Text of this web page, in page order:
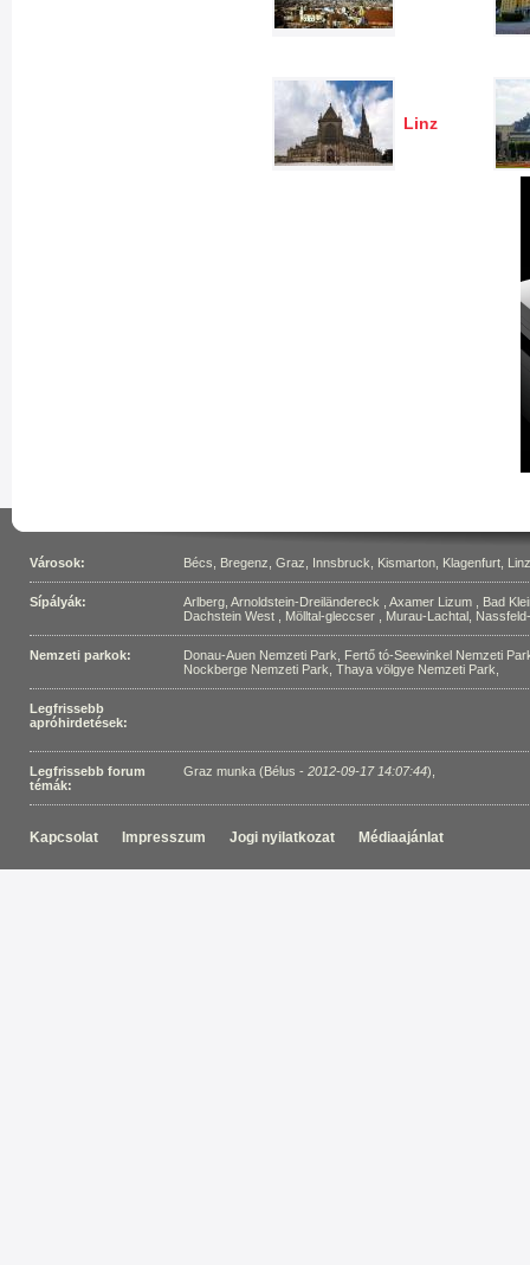
Linz
Városok: Bécs Bregenz Graz Innsbruck Kismarton Klagenfurt Linz
Sípályák: Arlberg Arnoldstein-Dreiländereck Axamer Lizum
Bad
Dachstein West
Mölltal-gleccser Murau-Lachtal
Nemzeti parkok: Donau-Auen Nemzeti Park
Fertő tó-Seewinkel Nemzeti
Nockberge Nemzeti Park Thaya völgye Nemzeti Park
Legfrissebb
apróhirdetések:
Legfrissebb forum
témák:
Graz munka (Bélus - 2012-09-17 14:07:44)
Kapcsolat Impresszum Jogi nyilatkozat Médiaajánlat